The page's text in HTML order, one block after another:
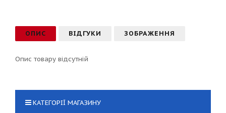
ОПИС ВІДГУКИ ЗОБРАЖЕННЯ
Опис товару відсутній
КАТЕГОРІЇ МАГАЗИНУ